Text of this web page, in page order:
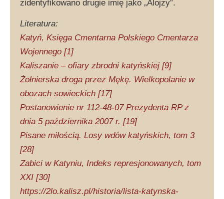
zidentyfikowano drugie imię jako „Alojzy”.
Literatura:
Katyń, Księga Cmentarna Polskiego Cmentarza
Wojennego [1]
Kaliszanie – ofiary zbrodni katyńskiej [9]
Żołnierska droga przez Mękę. Wielkopolanie w
obozach sowieckich [17]
Postanowienie nr 112-48-07 Prezydenta RP z
dnia 5 października 2007 r. [19]
Pisane miłością. Losy wdów katyńskich, tom 3
[28]
Zabici w Katyniu, Indeks represjonowanych, tom
XXI [30]
https://2lo.kalisz.pl/historia/lista-katynska-